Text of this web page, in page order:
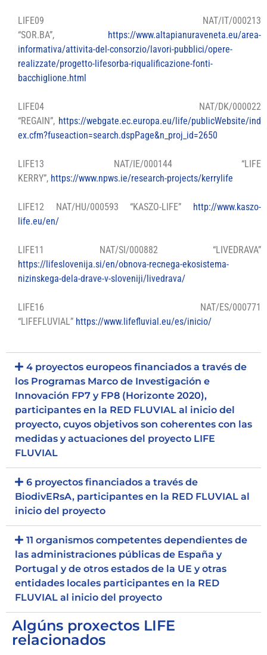
LIFE09 NAT/IT/000213
“SOR.BA”, https://www.altapianuraveneta.eu/area-
informativa/attivita-del-consorzio/lavori-pubblici/opere-
realizzate/progetto-lifesorba-riqualificazione-fonti-
bacchiglione.html
LIFE04 NAT/DK/000022
“REGAIN”, https://webgate.ec.europa.eu/life/publicWebsite/ind
ex.cfm?fuseaction=search.dspPage&n_proj_id=2650
LIFE13 NAT/IE/000144 “LIFE
KERRY”, https://www.npws.ie/research-projects/kerrylife
LIFE12 NAT/HU/000593 “KASZO-LIFE” http://www.kaszo-
life.eu/en/
LIFE11 NAT/SI/000882 “LIVEDRAVA”
https://lifeslovenija.si/en/obnova-recnega-ekosistema-
nizinskega-dela-drave-v-sloveniji/livedrava/
LIFE16 NAT/ES/000771
“LIFEFLUVIAL” https://www.lifefluvial.eu/es/inicio/
4 proyectos europeos financiados a través de
los Programas Marco de Investigación e
Innovación FP7 y FP8 (Horizonte 2020),
participantes en la RED FLUVIAL al inicio del
proyecto, cuyos objetivos son coherentes con las
medidas y actuaciones del proyecto LIFE
FLUVIAL
6 proyectos financiados a través de
BiodivERsA, participantes en la RED FLUVIAL al
inicio del proyecto
11 organismos competentes dependientes de
las administraciones públicas de España y
Portugal y de otros estados de la UE y otras
entidades locales participantes en la RED
FLUVIAL al inicio del proyecto
Algúns proxectos LIFE
relacionados